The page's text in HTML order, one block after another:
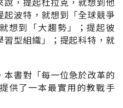
波特，就想到「全球競爭
想到「大趨勢」；提起彼
型組織」；提起科特，就
書對「每一位急於改革的
供了一本最實用的教戰手